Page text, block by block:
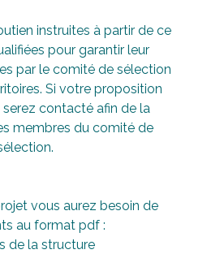
instruites à partir de ce
pour garantir leur
par le comité de sélection
Si votre proposition
contacté afin de la
membres du comité de
vous aurez besoin de
au format pdf :
de la structure